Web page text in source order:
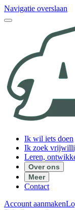
Navigatie overslaan
Ik wil iets doen
Ik zoek
Leren,
Over ons
Meer
Contact
Account aanmaken